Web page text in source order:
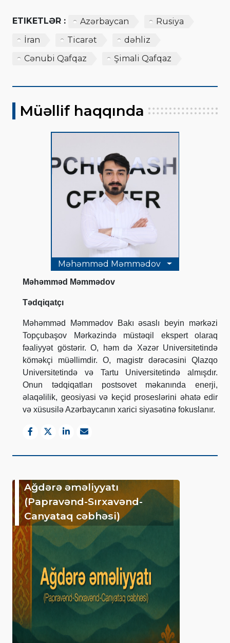
ETIKETLƏR : Azərbaycan
Rusiya
İran
Ticarət
dəhliz
Cənubi Qafqaz
Şimali Qafqaz
Müəllif haqqında
Məhəmməd Məmmədov
Məhəmməd Məmmədov
Tədqiqatçı
Məhəmməd Məmmədov Bakı əsaslı beyin mərkəzi
Topçubaşov Mərkəzində müstəqil ekspert olaraq
fəaliyyət göstərir. O, həm də Xəzər Universitetində
köməkçi müəllimdir. O, magistr dərəcəsini Qlazqo
Universitetində və Tartu Universitetində almışdır.
Onun tədqiqatları postsovet məkanında enerji,
əlaqəlilik, geosiyasi və keçid proseslərini əhatə edir
və xüsusilə Azərbaycanın xarici siyasətinə fokuslanır.
Ağdərə əməliyyatı
(Papravənd-Sırxavənd-
Canyataq cəbhəsi)